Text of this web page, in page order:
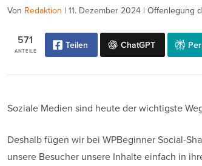
Von Redaktion | 11. Dezember 2024 | Offenlegung
ANTEILE
571 Teilen ChatGPT
Soziale Medien sind heute der wichtigste
Deshalb fügen wir bei WPBeginner Social-
unsere Besucher unsere Inhalte einfach in